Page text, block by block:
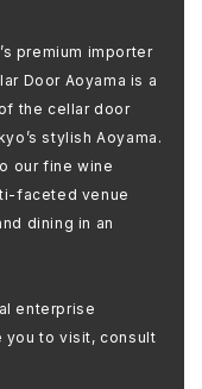
premium importer
Door Aoyama is a
the cellar door
stylish Aoyama.
our fine wine
faceted venue
dining in an
enterprise
you to visit, consult